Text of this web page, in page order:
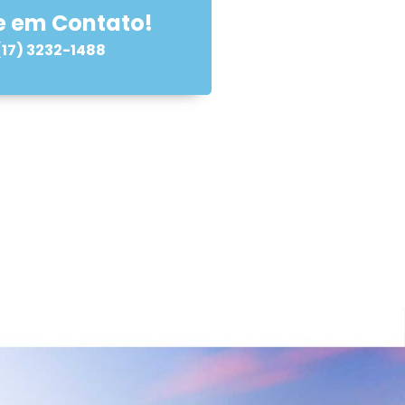
em Contato!
3232-1488